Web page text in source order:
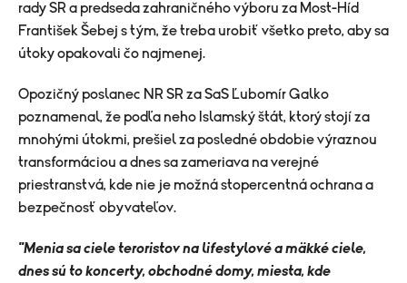
rady SR a predseda zahraničného výboru za Most-Híd
František Šebej s tým, že treba urobiť všetko preto, aby sa
útoky opakovali čo najmenej.
Opozičný poslanec NR SR za SaS Ľubomír Galko
poznamenal, že podľa neho Islamský štát, ktorý stojí za
mnohými útokmi, prešiel za posledné obdobie výraznou
transformáciou a dnes sa zameriava na verejné
priestranstvá, kde nie je možná stopercentná ochrana a
bezpečnosť obyvateľov.
"Menia sa ciele teroristov na lifestylové a mäkké ciele,
dnes sú to koncerty, obchodné domy, miesta, kde